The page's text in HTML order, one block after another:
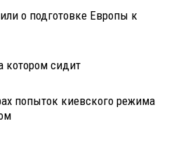
о подготовке Европы к
котором сидит
попыток киевского режима